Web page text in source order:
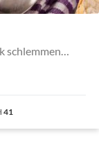
schlemmen…
41